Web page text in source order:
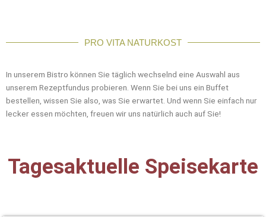
PRO VITA NATURKOST
In unserem Bistro können Sie täglich wechselnd eine Auswahl aus
unserem Rezeptfundus probieren. Wenn Sie bei uns ein Buffet
bestellen, wissen Sie also, was Sie erwartet. Und wenn Sie einfach nur
lecker essen möchten, freuen wir uns natürlich auch auf Sie!
Tagesaktuelle Speisekarte